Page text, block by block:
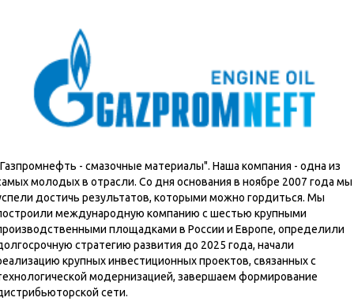
- смазочные материалы". Наша компания - одна из
молодых в отрасли. Со дня основания в ноябре 2007 года мы
достичь результатов, которыми можно гордиться. Мы
международную компанию с шестью крупными
площадками в России и Европе, определили
стратегию развития до 2025 года, начали
крупных инвестиционных проектов, связанных с
модернизацией, завершаем формирование
сети.